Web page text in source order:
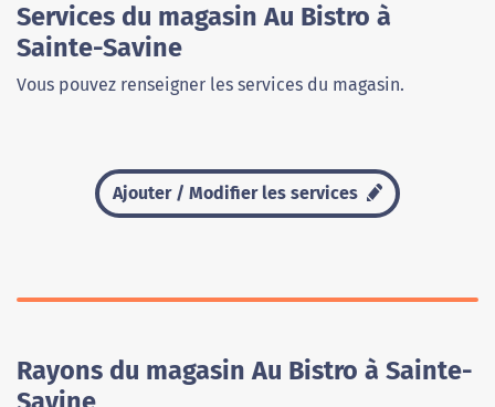
Services du magasin Au Bistro à
Sainte-Savine
Vous pouvez renseigner les services du magasin.
Ajouter / Modifier les services
Rayons du magasin Au Bistro à Sainte-